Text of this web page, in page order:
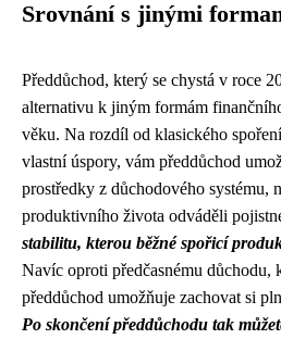
Srovnání s jinými
Předdůchod, který se chystá v roce
alternativu k jiným formám
věku. Na rozdíl od klasického
vlastní úspory, vám předdůchod
prostředky z důchodového systému,
produktivního života odváděli
stabilitu, kterou běžné spořicí
Navíc oproti předčasnému důchodu,
předdůchod umožňuje zachovat si
Po skončení předdůchodu tak